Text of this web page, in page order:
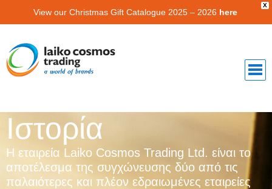
X
View our Christmas Gift Catalogue 2025 – 2026 here
Ιστορία
Η εταιρεία Laiko Cosmos Trading Ltd. είναι το
αποτέλεσμα της συγχώνευσης δύο από τις
παλαιότερες και πλέον εδραιωμένες εταιρείες